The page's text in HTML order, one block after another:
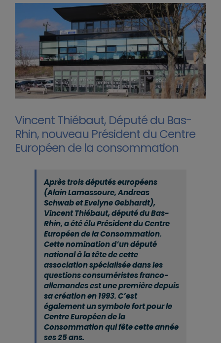
Vincent Thiébaut, Député du Bas-
Rhin, nouveau Président du Centre
Européen de la consommation
Après trois députés européens
(Alain Lamassoure, Andreas
Schwab et Evelyne Gebhardt),
Vincent Thiébaut, député du Bas-
Rhin, a été élu Président du Centre
Européen de la Consommation.
Cette nomination d’un député
national à la tête de cette
association spécialisée dans les
questions consuméristes franco-
allemandes est une première depuis
sa création en 1993. C’est
également un symbole fort pour le
Centre Européen de la
Consommation qui fête cette année
ses 25 ans.